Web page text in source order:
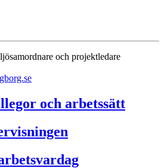
och projektledare
och arbetssätt